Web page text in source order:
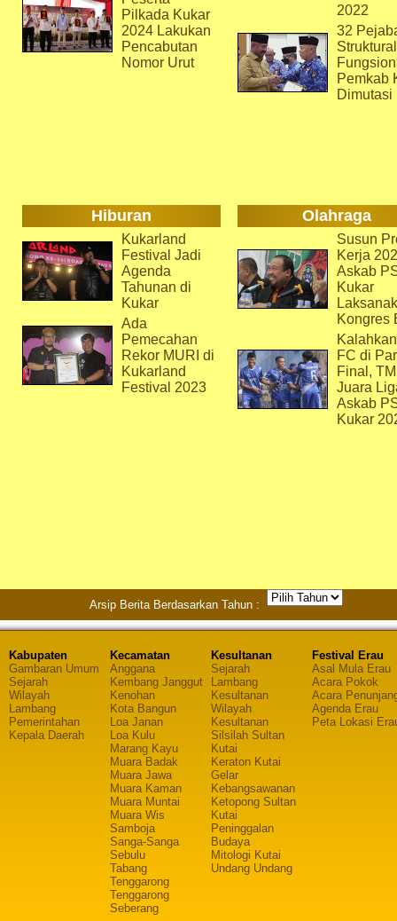
Pilkada Kukar
2024 Lakukan
Pencabutan
Nomor Urut
2022
32
Pemkab
Dimutasi
Hiburan Olahraga
Kukarland
Festival Jadi
Agenda
Tahunan di
Kukar
Ada
Pemecahan
Rekor MURI di
Kukarland
Festival 2023
Susun
Kerja
Askab
Kukar
Kongres
FC di
Final,
Juara
Askab
Kukar
Arsip Berita Berdasarkan Tahun :
Kabupaten
Gambaran Umum
Sejarah
Wilayah
Lambang
Pemerintahan
Kepala Daerah
Kecamatan
Anggana
Kembang Janggut
Kenohan
Kota Bangun
Loa Janan
Loa Kulu
Marang Kayu
Muara Badak
Muara Jawa
Muara Kaman
Muara Muntai
Muara Wis
Samboja
Sanga-Sanga
Sebulu
Tabang
Tenggarong
Tenggarong
Seberang
Kesultanan
Sejarah
Lambang
Kesultanan
Wilayah
Kesultanan
Silsilah Sultan
Kutai
Keraton Kutai
Gelar
Kebangsawanan
Ketopong Sultan
Kutai
Peninggalan
Budaya
Mitologi Kutai
Undang Undang
Festival Erau
Asal Mula Erau
Acara Pokok
Acara
Agenda Erau
Peta Lokasi